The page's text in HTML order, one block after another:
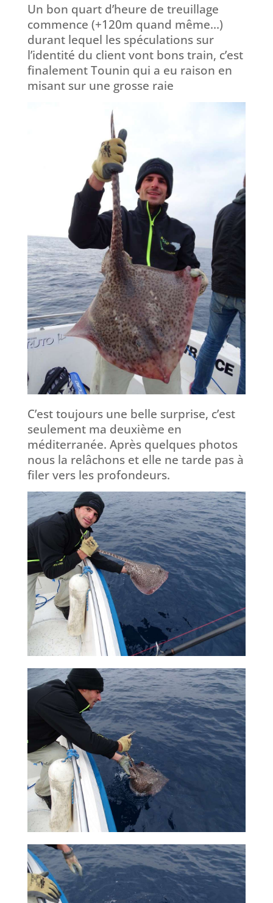
Un bon quart d’heure de treuillage
commence (+120m quand même…)
durant lequel les spéculations sur
l’identité du client vont bons train, c’est
finalement Tounin qui a eu raison en
misant sur une grosse raie
C’est toujours une belle surprise, c’est
seulement ma deuxième en
méditerranée. Après quelques photos
nous la relâchons et elle ne tarde pas à
filer vers les profondeurs.